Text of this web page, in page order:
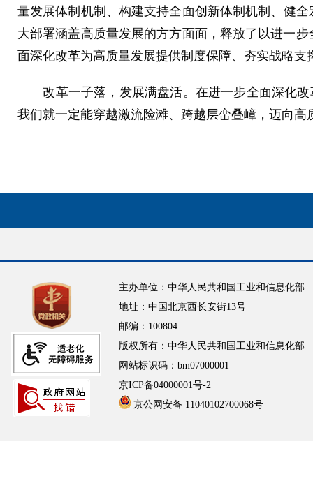
量发展体制机制、构建支持全面创新体制机制、健
大部署涵盖高质量发展的方方面面，释放了以进一
面深化改革为高质量发展提供制度保障、夯实战略
改革一子落，发展满盘活。在进一步全面深化改
我们就一定能穿越激流险滩、跨越层峦叠嶂，迈向
主办单位：中华人民共和国工业和信息化部
地址：中国北京西长安街13号
邮编：100804
版权所有：中华人民共和国工业和信息化部
网站标识码：bm07000001
京ICP备04000001号-2
京公网安备 11040102700068号